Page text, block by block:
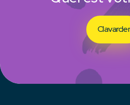
Clavarder